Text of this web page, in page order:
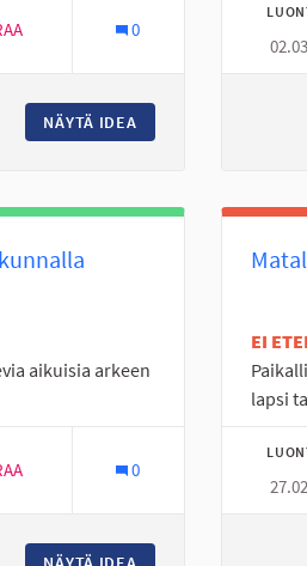
KOULUN
0
NÄYTÄ IDEA TANELINRANNAN
aikuisia arkeen
LÄSNÄOLOLLA JA
0
EI
lapsi